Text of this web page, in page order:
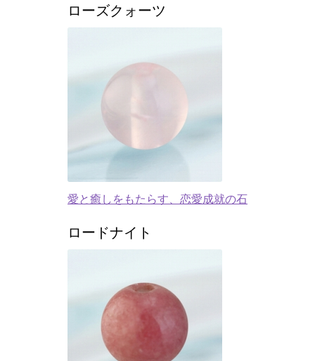
ローズクォーツ
愛と癒しをもたらす、恋愛成就の石
ロードナイト